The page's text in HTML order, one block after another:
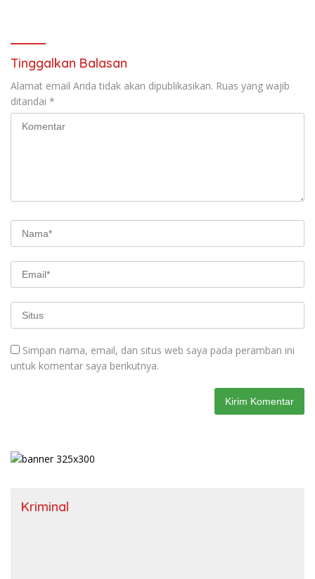
Tinggalkan Balasan
Alamat email Anda tidak akan dipublikasikan. Ruas yang wajib
ditandai *
Simpan nama, email, dan situs web saya pada peramban ini
untuk komentar saya berikutnya.
Kriminal